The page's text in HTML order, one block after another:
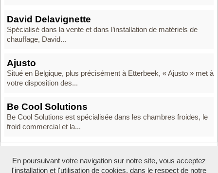
David Delavignette
Spécialisé dans la vente et dans l’installation de matériels de
chauffage, David...
Ajusto
Situé en Belgique, plus précisément à Etterbeek, « Ajusto » met à
votre disposition des...
Be Cool Solutions
Be Cool Solutions est spécialisée dans les chambres froides, le
froid commercial et la...
Boosté par Arfooo 2.02 - © 2007 - 2026 -Contact -
En poursuivant votre navigation sur notre site, vous acceptez
l'installation et l'utilisation de cookies, dans le respect de notre